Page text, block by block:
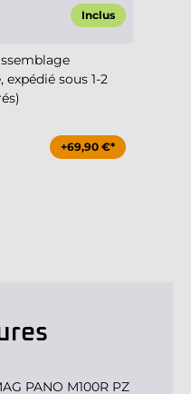
Inclus
sous 1-2
+69,90 €*
PANO M100R PZ